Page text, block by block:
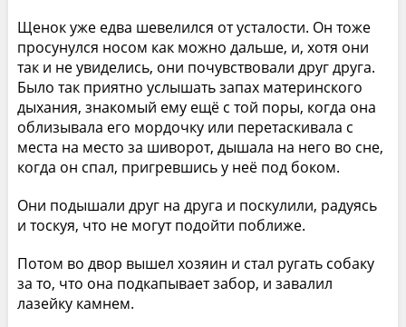
Щенок уже едва шевелился от усталости. Он тоже
просунулся носом как можно дальше, и, хотя они
так и не увиделись, они почувствовали друг друга.
Было так приятно услышать запах материнского
дыхания, знакомый ему ещё с той поры, когда она
облизывала его мордочку или перетаскивала с
места на место за шиворот, дышала на него во сне,
когда он спал, пригревшись у неё под боком.
Они подышали друг на друга и поскулили, радуясь
и тоскуя, что не могут подойти поближе.
Потом во двор вышел хозяин и стал ругать собаку
за то, что она подкапывает забор, и завалил
лазейку камнем.